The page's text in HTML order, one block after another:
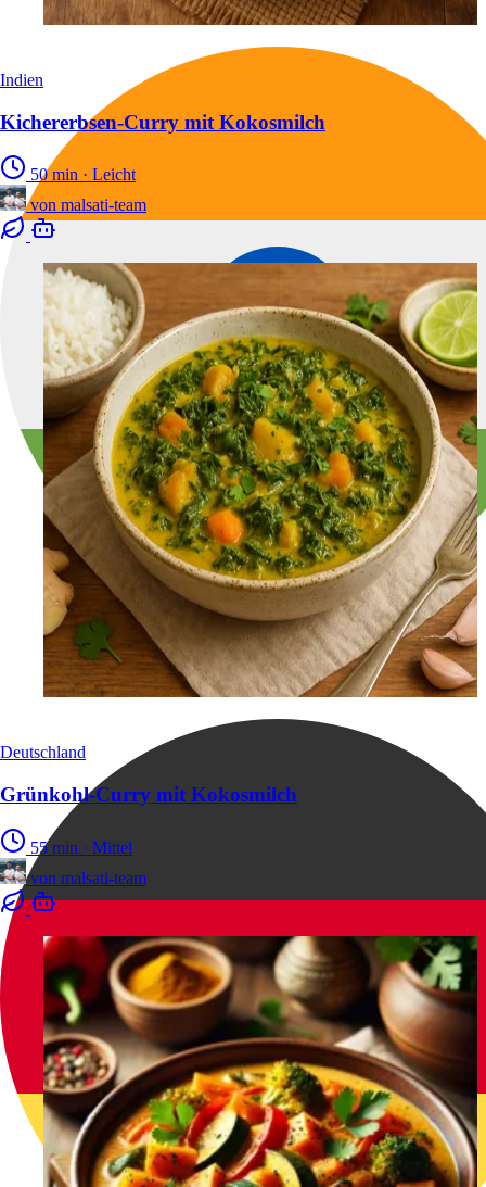
Indien
Kichererbsen-Curry mit Kokosmilch
50 min · Leicht
von malsati-team
Deutschland
Grünkohl-Curry mit Kokosmilch
55 min · Mittel
von malsati-team